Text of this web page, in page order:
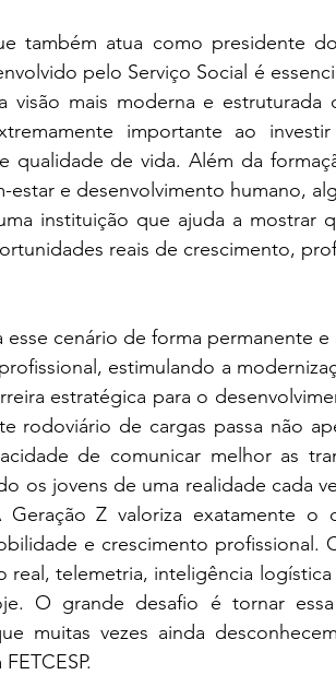
também atua como presidente
pelo Serviço Social é
visão mais moderna e estruturada
importante ao
qualidade de vida. Além da
estar e desenvolvimento humano,
instituição que ajuda a mostrar
reais de crescimento,
esse cenário de forma permanente
estimulando a
estratégica para o
rodoviário de cargas passa não
de comunicar melhor as
os jovens de uma realidade cada
Geração Z valoriza exatamente
e crescimento profissional.
real, telemetria, inteligência
O grande desafio é tornar
muitas vezes ainda